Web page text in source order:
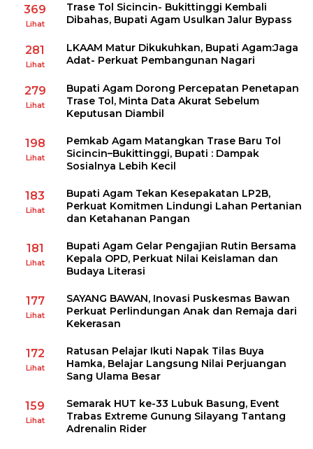
369
Lihat
Trase Tol Sicincin- Bukittinggi Kembali
Dibahas, Bupati Agam Usulkan Jalur Bypass
281
Lihat
LKAAM Matur Dikukuhkan, Bupati Agam:Jaga
Adat- Perkuat Pembangunan Nagari
279
Lihat
Bupati Agam Dorong Percepatan Penetapan
Trase Tol, Minta Data Akurat Sebelum
Keputusan Diambil
198
Lihat
Pemkab Agam Matangkan Trase Baru Tol
Sicincin–Bukittinggi, Bupati : Dampak
Sosialnya Lebih Kecil
183
Lihat
Bupati Agam Tekan Kesepakatan LP2B,
Perkuat Komitmen Lindungi Lahan Pertanian
dan Ketahanan Pangan
181
Lihat
Bupati Agam Gelar Pengajian Rutin Bersama
Kepala OPD, Perkuat Nilai Keislaman dan
Budaya Literasi
177
Lihat
SAYANG BAWAN, Inovasi Puskesmas Bawan
Perkuat Perlindungan Anak dan Remaja dari
Kekerasan
172
Lihat
Ratusan Pelajar Ikuti Napak Tilas Buya
Hamka, Belajar Langsung Nilai Perjuangan
Sang Ulama Besar
159
Lihat
Semarak HUT ke-33 Lubuk Basung, Event
Trabas Extreme Gunung Silayang Tantang
Adrenalin Rider